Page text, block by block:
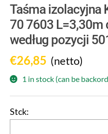
Taśma izolacyjna
70 7603 L=3,30m
według pozycji
€26,85 (netto)
1 in stock (can be